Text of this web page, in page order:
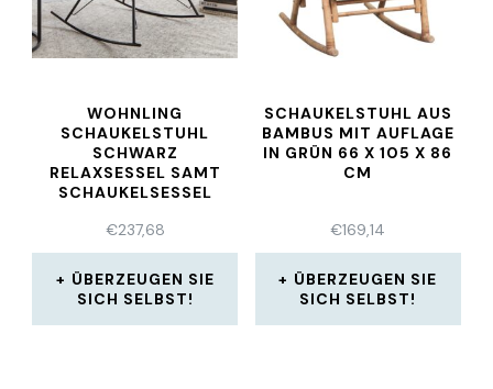
WOHNLING
SCHAUKELSTUHL
SCHWARZ
RELAXSESSEL SAMT
SCHAUKELSESSEL
€237,68
ÜBERZEUGEN SIE
SICH SELBST!
SCHAUKELSTUHL AUS
BAMBUS MIT AUFLAGE
IN GRÜN 66 X 105 X 86
CM
€169,14
ÜBERZEUGEN SIE
SICH SELBST!